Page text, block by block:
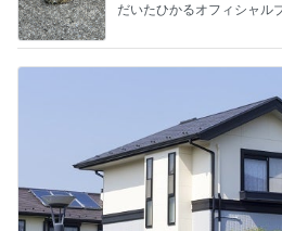
だいたひかるオフィシャル